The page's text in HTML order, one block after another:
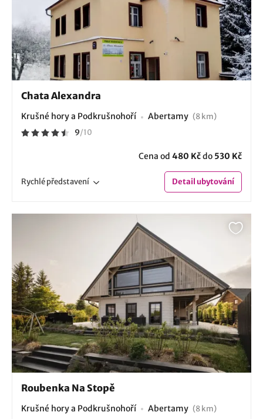
Chata Alexandra
Krušné hory a Podkrušnohoří Abertamy (8 km)
9/10
Cena od 480 Kčdo 530 Kč
Rychlépředstavení Detailubytování
Roubenka Na Stopě
Krušné hory a Podkrušnohoří Abertamy (8 km)